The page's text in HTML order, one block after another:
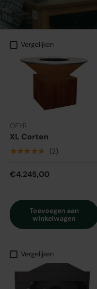
Vergelijken
OFYR
XL Corten
★★★★★ (2)
€4.245,00
Toevoegen aan
winkelwagen
Vergelijken